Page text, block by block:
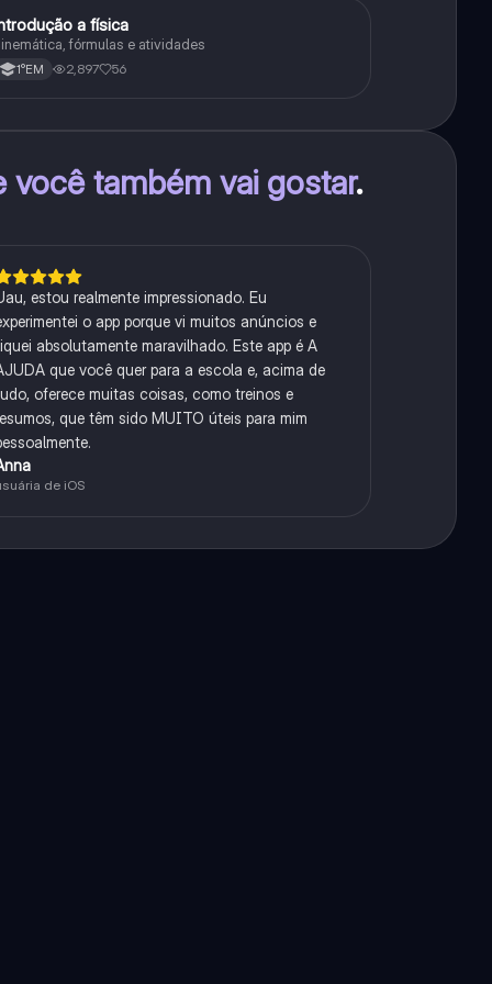
Física a física
fórmulas e atividades
1°EM 2,897 56
você também vai gostar.
estou realmente impressionado. Eu
o app porque vi muitos anúncios e
absolutamente maravilhado. Este app é A
que você quer para a escola e, acima de
oferece muitas coisas, como treinos e
que têm sido MUITO úteis para mim
de iOS